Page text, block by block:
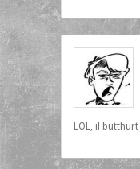
LOL, il